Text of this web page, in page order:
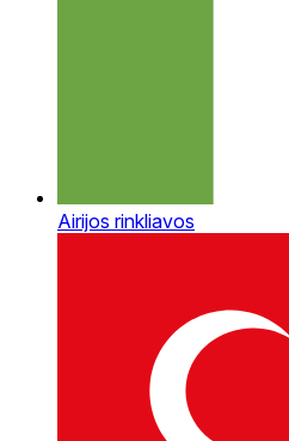
Airijos rinkliavos